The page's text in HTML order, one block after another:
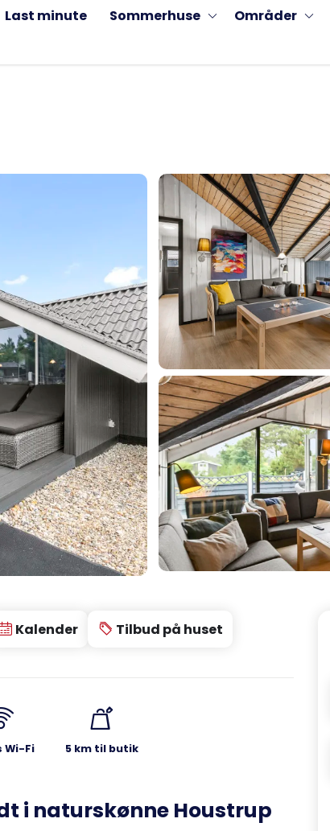
Last minute Sommerhuse Områder
Kalender Tilbud på huset
Wi-Fi 5 km til butik
i naturskønne Houstrup